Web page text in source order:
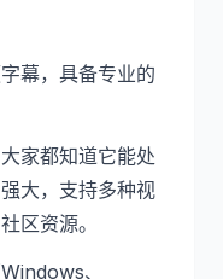
幕，具备专业的
家都知道它能处
大，支持多种视
区资源。
、